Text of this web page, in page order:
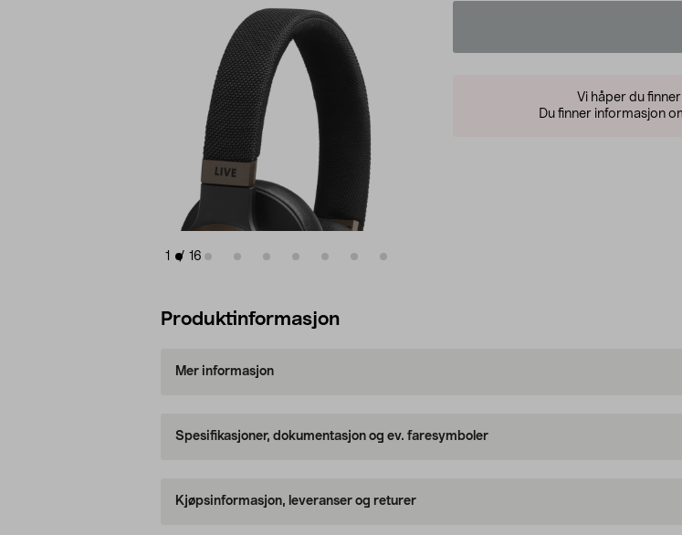
1 / 16
Vi håper du
Du finner informasjon
Produktinformasjon
Mer informasjon
Spesifikasjoner, dokumentasjon og ev. faresymboler
Kjøpsinformasjon, leveranser og returer